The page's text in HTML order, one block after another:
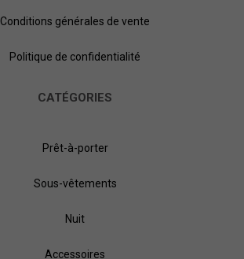
Conditions générales de vente
Politique de confidentialité
CATÉGORIES
Prêt-à-porter
Sous-vêtements
Nuit
Accessoires